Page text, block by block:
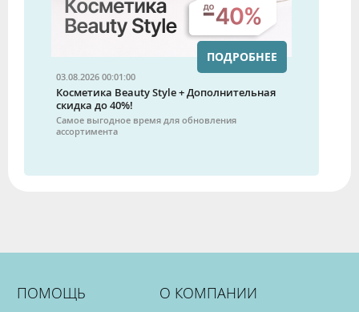
03.08.2026 00:01:00
Косметика Beauty Style + Дополнительная
скидка до 40%!
Самое выгодное время для обновления
ассортимента
ПОДРОБНЕЕ
ПОМОЩЬ О КОМПАНИИ